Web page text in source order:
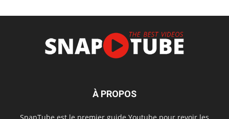
À PROPOS